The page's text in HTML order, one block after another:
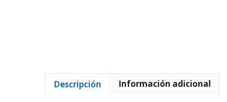
Descripción Información adicional